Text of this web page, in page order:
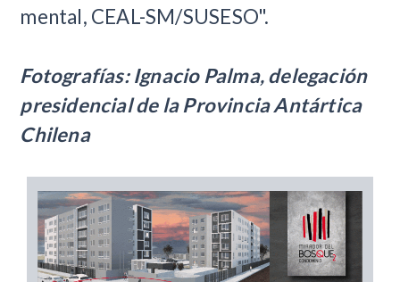
mental, CEAL-SM/SUSESO".
Fotografías: Ignacio Palma,delegación
presidencial de la Provincia Antártica
Chilena